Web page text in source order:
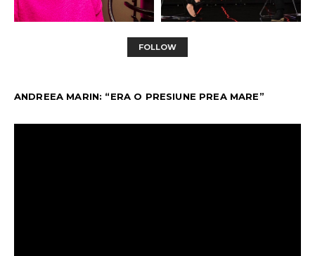
FOLLOW
ANDREEA MARIN: “ERA O PRESIUNE PREA MARE”